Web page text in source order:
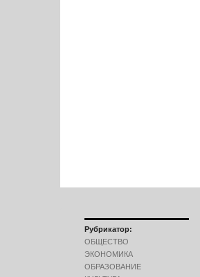
Рубрикатор:
ОБЩЕСТВО
ЭКОНОМИКА
ОБРАЗОВАНИЕ